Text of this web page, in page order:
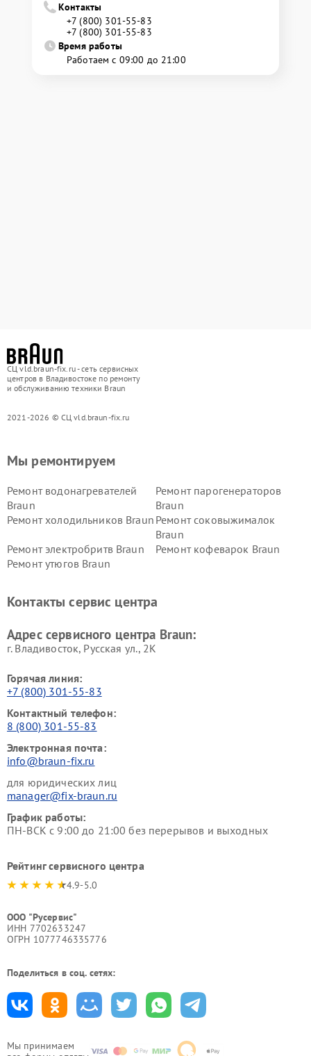
Контакты
+7 (800) 301-55-83
+7 (800) 301-55-83
Время работы
Работаем с 09:00 до 21:00
СЦ vld.braun-fix.ru - сеть сервисных
центров в Владивостоке по ремонту
и обслуживанию техники Braun
2021-2026 © СЦ vld.braun-fix.ru
Мы принимаем
Мы ремонтируем
Ремонт водонагревателей
Braun
Ремонт парогенераторов
Braun
Ремонт холодильников Braun Ремонт соковыжималок
Braun
Ремонт электробритв Braun
Ремонт кофеварок Braun
Ремонт утюгов Braun
Контакты сервис центра
Адрес сервисного центра Braun:
г. Владивосток, Русская ул., 2К
Горячая линия:
+7 (800) 301-55-83
Контактный телефон:
8 (800) 301-55-83
Электронная почта:
info@braun-fix.ru
для юридических лиц
manager@fix-braun.ru
График работы:
ПН-ВСК с 9:00 до 21:00 без перерывов и выходных
Рейтинг сервисного центра
4.9-5.0
ООО "Русервис"
ИНН 7702633247
ОГРН 1077746335776
Поделиться в соц. сетях: